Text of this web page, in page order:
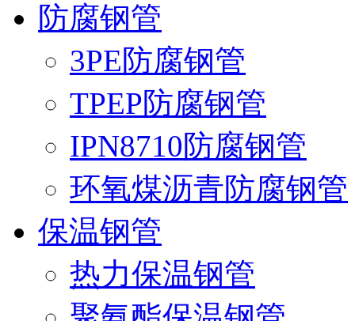
防腐钢管
3PE防腐钢管
TPEP防腐钢管
IPN8710防腐钢管
环氧煤沥青防腐钢管
保温钢管
热力保温钢管